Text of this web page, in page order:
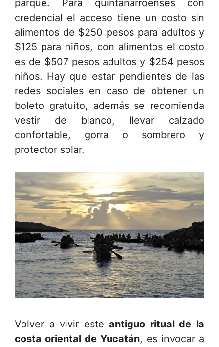
parque. Para quintanarroenses con
credencial el acceso tiene un costo sin
alimentos de $250 pesos para adultos y
$125 para niños, con alimentos el costo
es de $507 pesos adultos y $254 pesos
niños. Hay que estar pendientes de las
redes sociales en caso de obtener un
boleto gratuito, además se recomienda
vestir de blanco, llevar calzado
confortable, gorra o sombrero y
protector solar.
Volver a vivir esteantiguo ritual de la
costa oriental de Yucatán, es invocar a